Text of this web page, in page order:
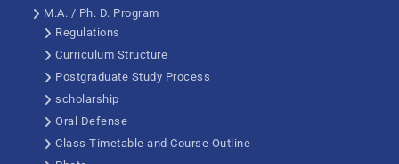
M.A. / Ph. D. Program
Regulations
Curriculum Structure
Postgraduate Study Process
scholarship
Oral Defense
Class Timetable and Course Outline